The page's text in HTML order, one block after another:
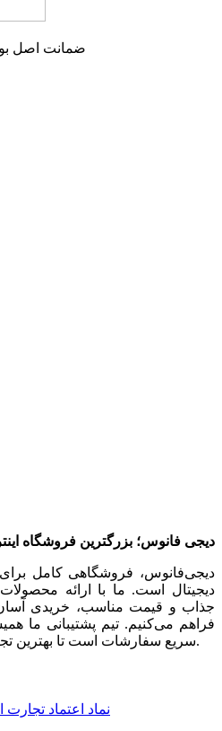
ضمانت اصل
دیجی فانوس؛ بزرگترین فروشگاه
دیجی‌فانوس، فروشگاهی کامل برای
دیجیتال است. ما با ارائه
جذاب و قیمت مناسب، خریدی
فراهم می‌کنیم. تیم پشتیبانی ما
سریع سفارشات است تا بهترین تجربه خرید آنلاین را داشته باشید.